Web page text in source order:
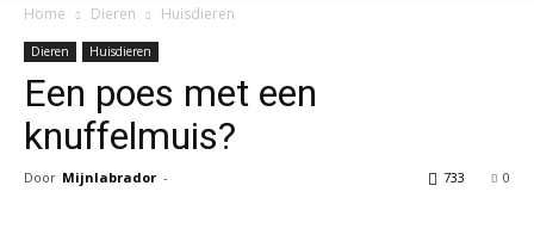
Home Dieren Huisdieren
Dieren Huisdieren
Een poes met een
knuffelmuis?
Door Mijnlabrador - 0
733